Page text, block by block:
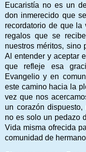
Eucaristía no es un
don inmerecido que
recordatorio de que
regalos que se
nuestros méritos, sino
Al entender y aceptar
que refleje esa
Evangelio y en
este camino hacia la
vez que nos
un corazón
no es solo un pedazo
Vida misma ofrecida
comunidad de